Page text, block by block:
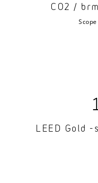
CO2 / brm
LEED Gold